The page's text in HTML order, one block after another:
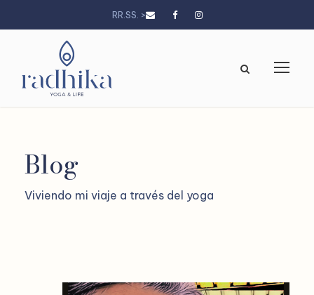
RR.SS. >
Blog
Viviendo mi viaje a través del yoga